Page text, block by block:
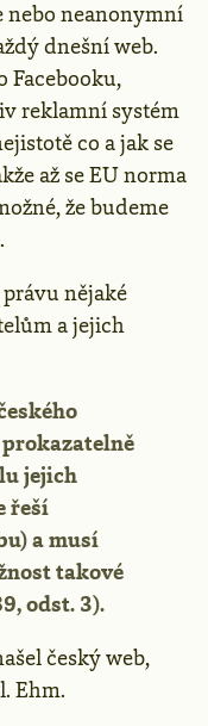
neanonymní
dnešní web.
Facebooku,
reklamní systém
co a jak se
až se EU norma
že budeme
nějaké
a jejich
jejich
řeší
a musí
takové
odst. 3).
český web,
Ehm.